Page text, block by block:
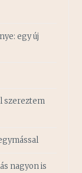
egy új
szereztem
nagyon is